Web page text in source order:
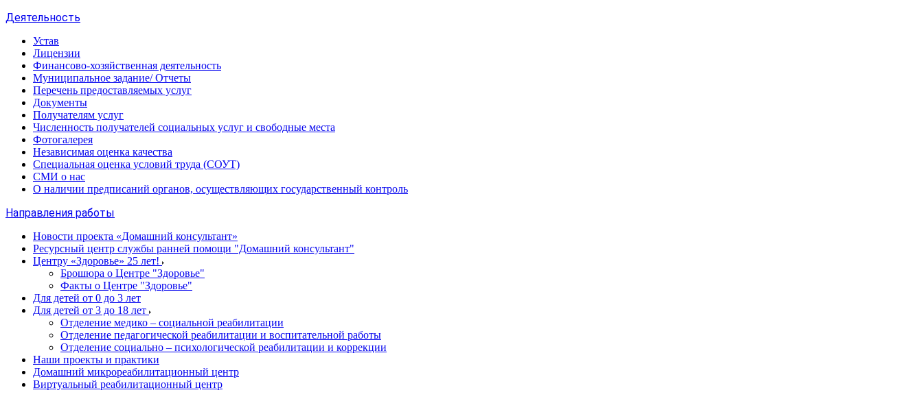
Деятельность
Устав
Лицензии
Финансово-хозяйственная деятельность
Муниципальное задание/ Отчеты
Перечень предоставляемых услуг
Документы
Получателям услуг
Численность получателей социальных услуг и свободные места
Фотогалерея
Независимая оценка качества
Специальная оценка условий труда (СОУТ)
СМИ о нас
О наличии предписаний органов, осуществляющих государственный контроль
Направления работы
Новости проекта «Домашний консультант»
Ресурсный центр службы ранней помощи "Домашний консультант"
Центру «Здоровье» 25 лет!
Брошюра о Центре "Здоровье"
Факты о Центре "Здоровье"
Для детей от 0 до 3 лет
Для детей от 3 до 18 лет
Отделение медико – социальной реабилитации
Отделение педагогической реабилитации и воспитательной работы
Отделение социально – психологической реабилитации и коррекции
Наши проекты и практики
Домашний микрореабилитационный центр
Виртуальный реабилитационный центр